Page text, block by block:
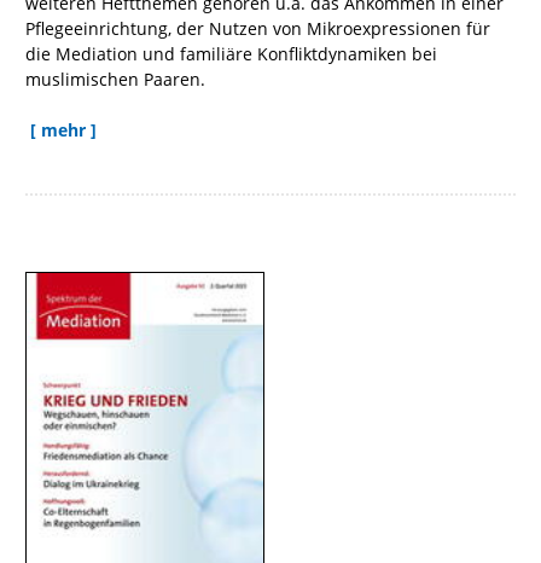
Pflegeeinrichtung, der Nutzen von Mikroexpressionen für
die Mediation und familiäre Konfliktdynamiken bei
muslimischen Paaren.
[ mehr ]